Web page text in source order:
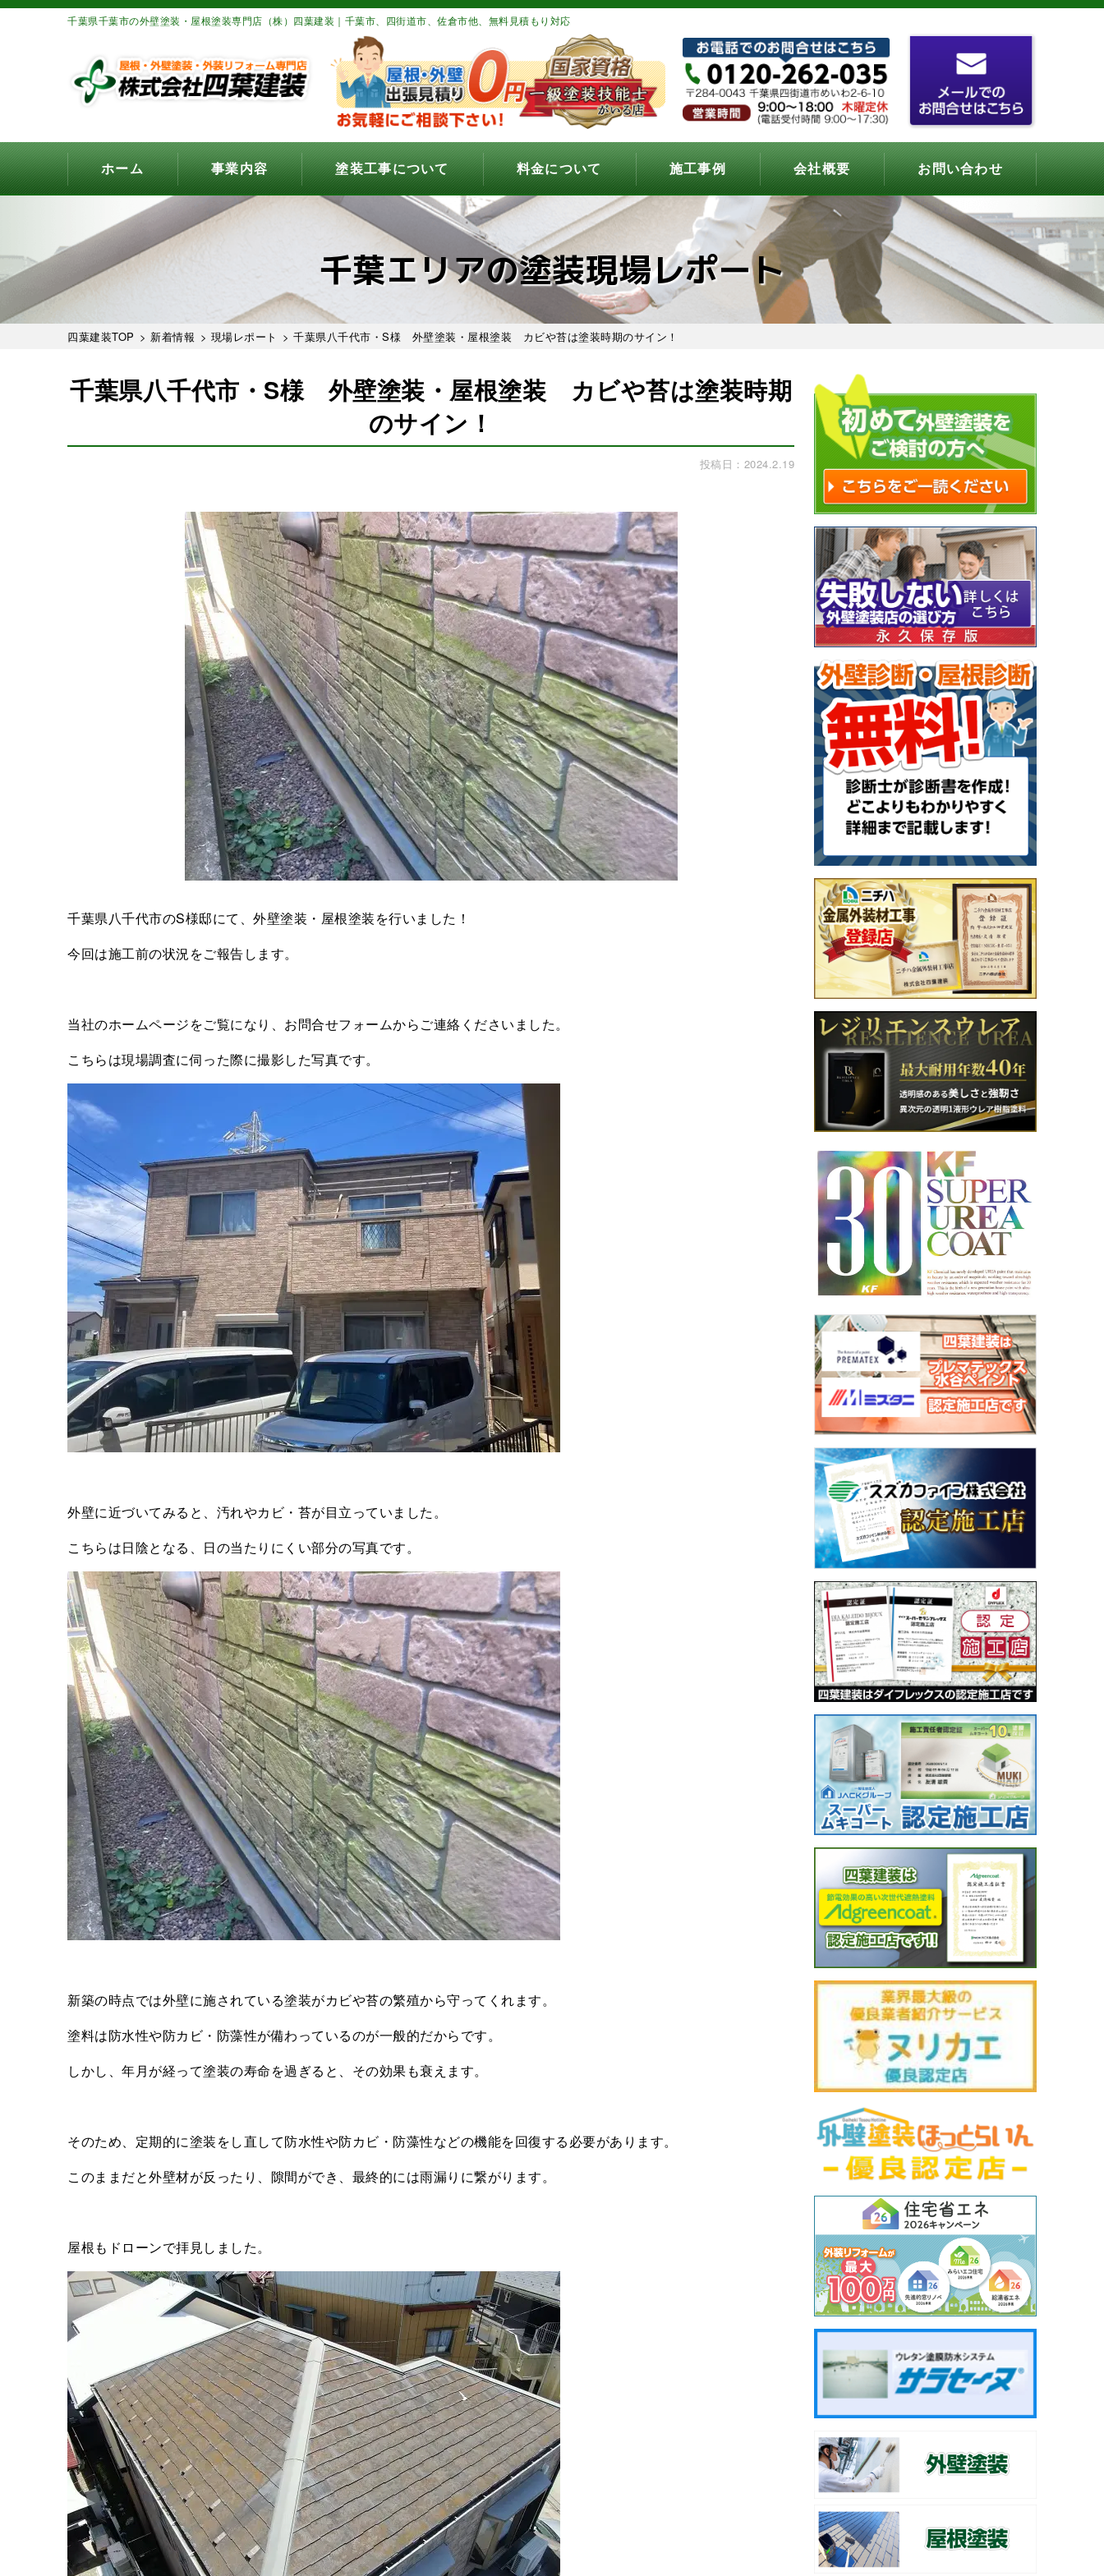
千葉県千葉市の外壁塗装・屋根塗装専門店（株）四葉建装｜千葉市、四街道市、佐倉市他、無料見積もり対応
ホーム 事業内容 塗装工事について 料金について 施工事例 会社概要 お問い合わせ
千葉エリアの塗装現場レポート
四葉建装TOP > 新着情報 > 現場レポート > 千葉県八千代市・S様 外壁塗装・屋根塗装 カビや苔は塗装時期のサイン！
千葉県八千代市・S様 外壁塗装・屋根塗装 カビや苔は塗装時期
のサイン！
投稿日：2024.2.19
千葉県八千代市のS様邸にて、外壁塗装・屋根塗装を行いました！
今回は施工前の状況をご報告します。
当社のホームページをご覧になり、お問合せフォームからご連絡くださいました。
こちらは現場調査に伺った際に撮影した写真です。
外壁に近づいてみると、汚れやカビ・苔が目立っていました。
こちらは日陰となる、日の当たりにくい部分の写真です。
新築の時点では外壁に施されている塗装がカビや苔の繁殖から守ってくれます。
塗料は防水性や防カビ・防藻性が備わっているのが一般的だからです。
しかし、年月が経って塗装の寿命を過ぎると、その効果も衰えます。
そのため、定期的に塗装をし直して防水性や防カビ・防藻性などの機能を回復する必要があります。
このままだと外壁材が反ったり、隙間ができ、最終的には雨漏りに繋がります。
屋根もドローンで拝見しました。